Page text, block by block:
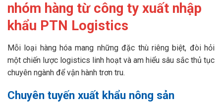
nhóm hàng từ công ty xuất nhập
khẩu PTN Logistics
Mỗi loại hàng hóa mang những đặc thù riêng biệt, đòi hỏi
một chiến lược logistics linh hoạt và am hiểu sâu sắc thủ tục
chuyên ngành để vận hành trơn tru.
Chuyên tuyến xuất khẩu nông sản